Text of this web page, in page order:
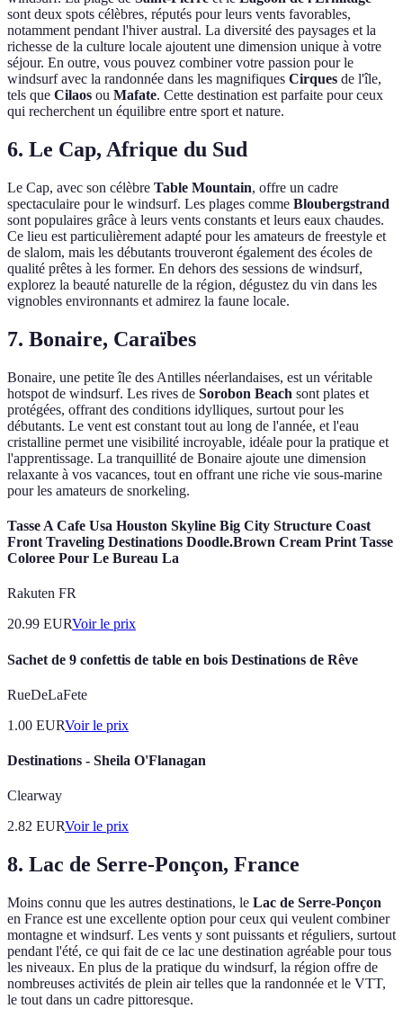
sont deux spots célèbres, réputés pour leurs vents favorables,
notamment pendant l'hiver austral. La diversité des paysages et la
richesse de la culture locale ajoutent une dimension unique à votre
séjour. En outre, vous pouvez combiner votre passion pour le
windsurf avec la randonnée dans les magnifiques Cirques de l'île,
tels que Cilaos ou Mafate. Cette destination est parfaite pour ceux
qui recherchent un équilibre entre sport et nature.
6. Le Cap, Afrique du Sud
Le Cap, avec son célèbre Table Mountain, offre un cadre
spectaculaire pour le windsurf. Les plages comme Bloubergstrand
sont populaires grâce à leurs vents constants et leurs eaux chaudes.
Ce lieu est particulièrement adapté pour les amateurs de freestyle et
de slalom, mais les débutants trouveront également des écoles de
qualité prêtes à les former. En dehors des sessions de windsurf,
explorez la beauté naturelle de la région, dégustez du vin dans les
vignobles environnants et admirez la faune locale.
7. Bonaire, Caraïbes
Bonaire, une petite île des Antilles néerlandaises, est un véritable
hotspot de windsurf. Les rives de Sorobon Beach sont plates et
protégées, offrant des conditions idylliques, surtout pour les
débutants. Le vent est constant tout au long de l'année, et l'eau
cristalline permet une visibilité incroyable, idéale pour la pratique et
l'apprentissage. La tranquillité de Bonaire ajoute une dimension
relaxante à vos vacances, tout en offrant une riche vie sous-marine
pour les amateurs de snorkeling.
Tasse A Cafe Usa Houston Skyline Big City Structure Coast
Front Traveling Destinations Doodle.Brown Cream Print Tasse
Coloree Pour Le Bureau La
Rakuten FR
20.99 EURVoir le prix
Sachet de 9 confettis de table en bois Destinations de Rêve
RueDeLaFete
1.00 EURVoir le prix
Destinations - Sheila O'Flanagan
Clearway
2.82 EURVoir le prix
8. Lac de Serre-Ponçon, France
Moins connu que les autres destinations, le Lac de Serre-Ponçon
en France est une excellente option pour ceux qui veulent combiner
montagne et windsurf. Les vents y sont puissants et réguliers, surtout
pendant l'été, ce qui fait de ce lac une destination agréable pour tous
les niveaux. En plus de la pratique du windsurf, la région offre de
nombreuses activités de plein air telles que la randonnée et le VTT,
le tout dans un cadre pittoresque.